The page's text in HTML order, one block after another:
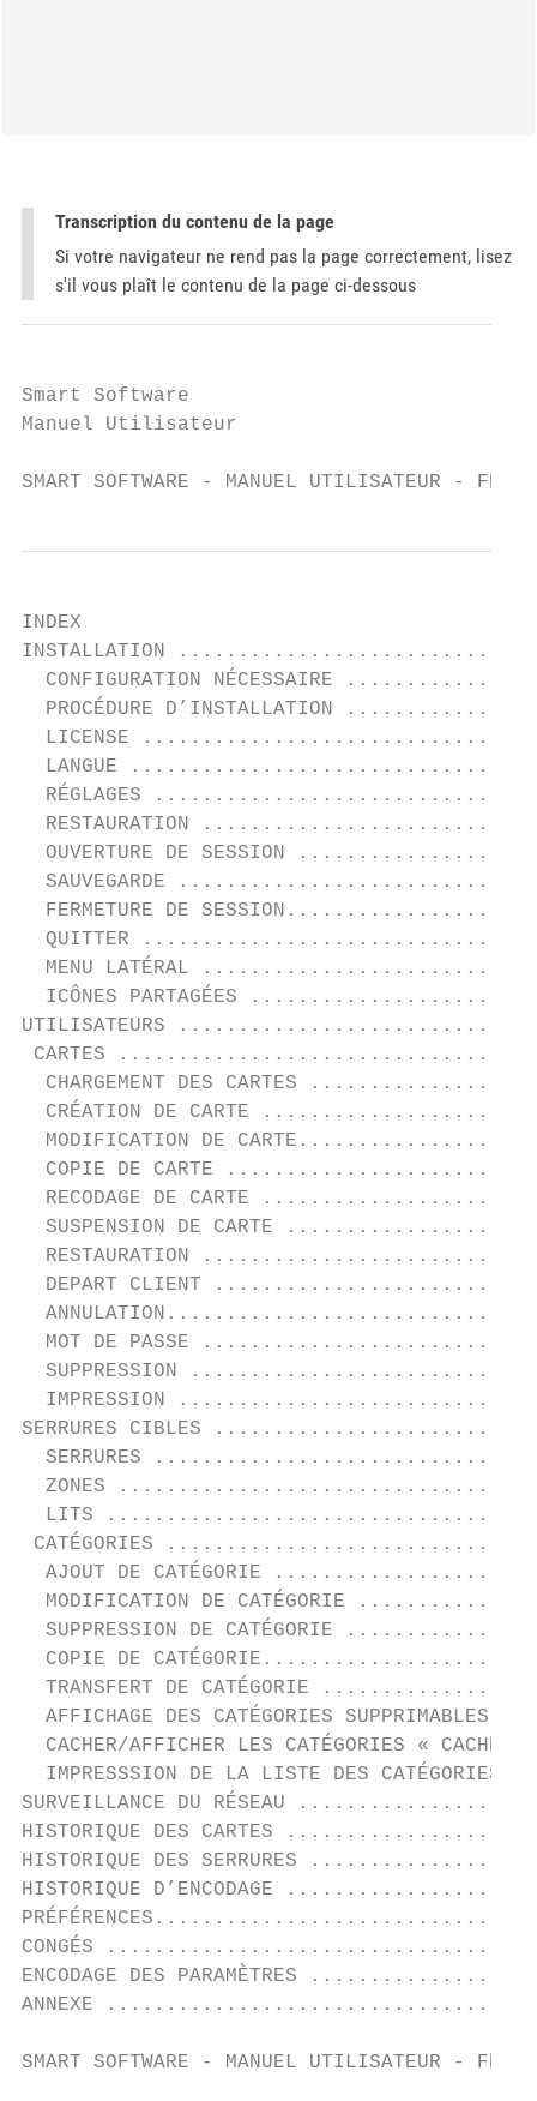
Transcription du contenu de la page
Si votre navigateur ne rend pas la page correctement, lisez
s'il vous plaît le contenu de la page ci-dessous
Smart Software
Manuel Utilisateur
SMART SOFTWARE - MANUEL UTILISATEUR -
INDEX
INSTALLATION
CONFIGURATION NÉCESSAIRE
PROCÉDURE D’INSTALLATION
LICENSE
LANGUE
RÉGLAGES
RESTAURATION
OUVERTURE DE SESSION
SAUVEGARDE
FERMETURE DE
QUITTER
MENU LATÉRAL
ICÔNES PARTAGÉES
UTILISATEURS
CARTES
CHARGEMENT DES CARTES
CRÉATION DE CARTE
MODIFICATION DE
COPIE DE CARTE
RECODAGE DE CARTE
SUSPENSION DE CARTE
RESTAURATION
DEPART CLIENT
MOT DE PASSE
SUPPRESSION
IMPRESSION
SERRURES CIBLES
SERRURES
ZONES
LITS
CATÉGORIES
AJOUT DE CATÉGORIE
MODIFICATION DE CATÉGORIE
SUPPRESSION DE CATÉGORIE
COPIE DE
TRANSFERT DE CATÉGORIE
AFFICHAGE DES CATÉGORIES SUPPRIMABLES
CACHER/AFFICHER LES CATÉGORIES «
IMPRESSSION DE LA LISTE DES CATÉGORIES
SURVEILLANCE DU RÉSEAU
HISTORIQUE DES CARTES
HISTORIQUE DES SERRURES
HISTORIQUE D’ENCODAGE
CONGÉS
ENCODAGE DES
ANNEXE
SMART SOFTWARE - MANUEL